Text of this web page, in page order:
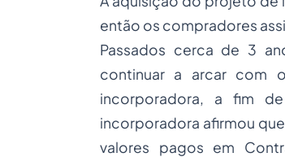
então os compradores
Passados cerca de 3
continuar a arcar com
incorporadora, a fim
incorporadora afirmou
valores pagos em